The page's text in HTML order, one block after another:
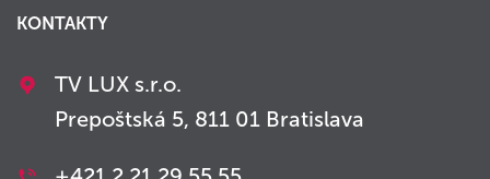
KONTAKTY
TV LUX s.r.o.
Prepoštská 5, 811 01 Bratislava